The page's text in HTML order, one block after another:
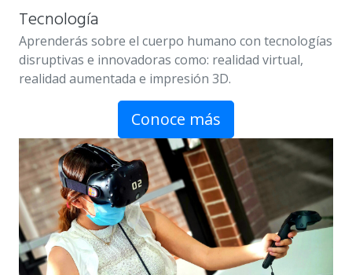
Tecnología
Aprenderás sobre el cuerpo humano con tecnologías
disruptivas e innovadoras como: realidad virtual,
realidad aumentada e impresión 3D.
Conoce más